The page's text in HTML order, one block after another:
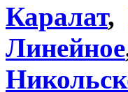
Каралат
Линейное